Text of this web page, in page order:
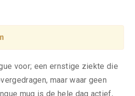
voor; een ernstige ziekte die
maar waar geen
mug is de hele dag actief,